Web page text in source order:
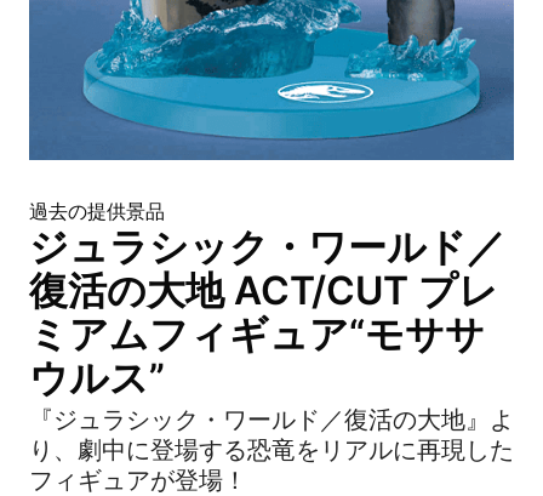
過去の提供景品
ジュラシック・ワールド／
復活の大地 ACT/CUT プレ
ミアムフィギュア“モササ
ウルス”
『ジュラシック・ワールド／復活の大地』よ
り、劇中に登場する恐竜をリアルに再現した
フィギュアが登場！